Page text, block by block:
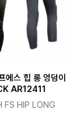
에스 힙 롱 엉덩이
AR12411
FS HIP LONG